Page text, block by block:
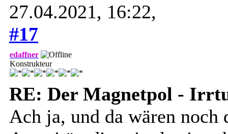
27.04.2021, 16:22,
#17
edaffner
Konstrukteur
RE: Der Magnetpol -
Ach ja, und da wären noch